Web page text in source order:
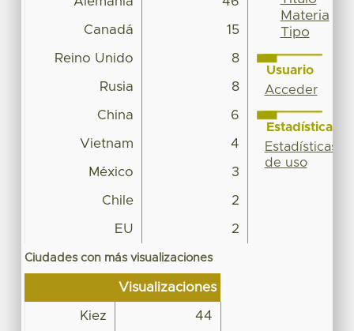
Canadá 15
Reino Unido 8
Rusia 8
China 6
Vietnam 4
México 3
Chile 2
EU 2
Ciudades con más visualizaciones
Visualizaciones
Kiez 44
Materia
Tipo
Usuario
Acceder
Estadísticas
Estadísticas
de uso